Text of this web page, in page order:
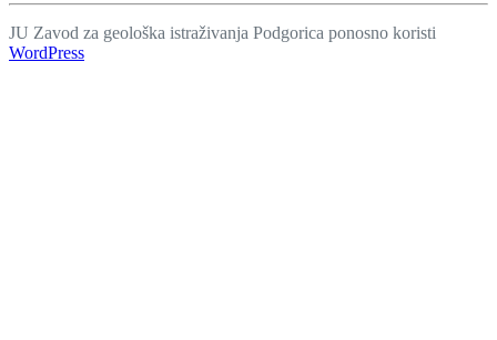
Continue
reading
"Geološke
JU Zavod za geološka istraživanja Podgorica ponosno koristi
WordPress